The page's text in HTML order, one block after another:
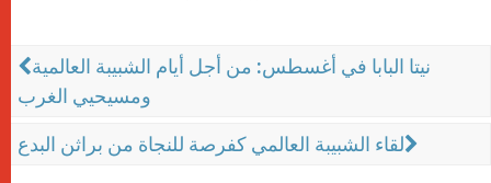
نيتا البابا في أغسطس: من أجل أيام الشبيبة العالمية
ومسيحيي الغرب
لقاء الشبيبة العالمي كفرصة للنجاة من براثن البدع